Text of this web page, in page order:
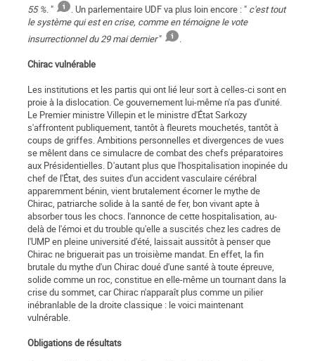
55 %. " . Un parlementaire UDF va plus loin encore : " c'est tout
le système qui est en crise, comme en témoigne le vote
insurrectionnel du 29 mai dernier"
.
Chirac vulnérable
Les institutions et les partis qui ont lié leur sort à celles-ci sont en
proie à la dislocation. Ce gouvernement lui-même n'a pas d'unité.
Le Premier ministre Villepin et le ministre d'État Sarkozy
s'affrontent publiquement, tantôt à fleurets mouchetés, tantôt à
coups de griffes. Ambitions personnelles et divergences de vues
se mêlent dans ce simulacre de combat des chefs préparatoires
aux Présidentielles. D'autant plus que l'hospitalisation inopinée du
chef de l'État, des suites d'un accident vasculaire cérébral
apparemment bénin, vient brutalement écorner le mythe de
Chirac, patriarche solide à la santé de fer, bon vivant apte à
absorber tous les chocs. l'annonce de cette hospitalisation, au-
delà de l'émoi et du trouble qu'elle a suscités chez les cadres de
l'UMP en pleine université d'été, laissait aussitôt à penser que
Chirac ne briguerait pas un troisième mandat. En effet, la fin
brutale du mythe d'un Chirac doué d'une santé à toute épreuve,
solide comme un roc, constitue en elle-même un tournant dans la
crise du sommet, car Chirac n'apparaît plus comme un pilier
inébranlable de la droite classique : le voici maintenant
vulnérable.
Obligations de résultats